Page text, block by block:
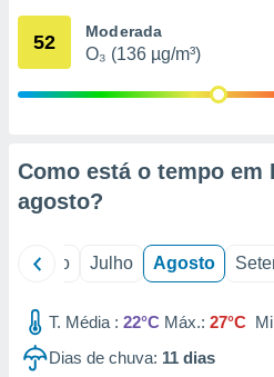
através
1199
52 Moderada
O₃ (136 µg/m³)
Como está o tempo em
agosto?
Junho Julho Agosto
T. Média : 22°C Máx.: 27°C
Dias de chuva: 11 dias